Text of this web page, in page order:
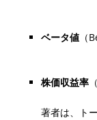
ベータ値 （
株価収益率
著者は、ト